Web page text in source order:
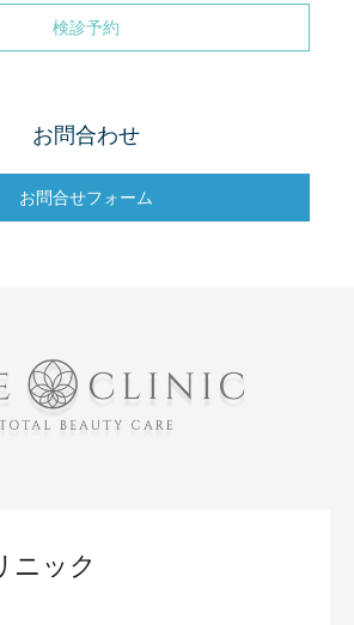
検診予約
お問合わせ
お問合せフォーム
ニック